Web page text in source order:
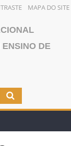
MAPA DO SITE
DE